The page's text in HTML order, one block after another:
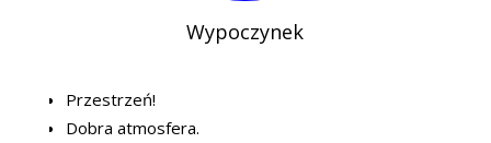
Wypoczynek
Przestrzeń!
Dobra atmosfera.